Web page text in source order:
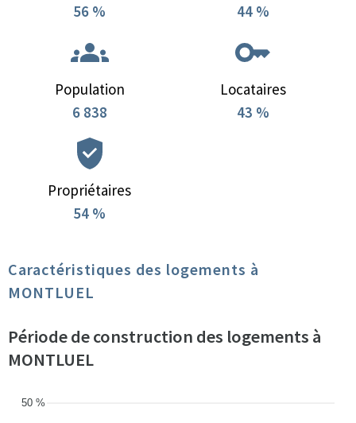
56 %
44 %
Population
6 838
Locataires
43 %
Propriétaires
54 %
Caractéristiques des logements à
MONTLUEL
Période de construction des logements à
MONTLUEL
50 %